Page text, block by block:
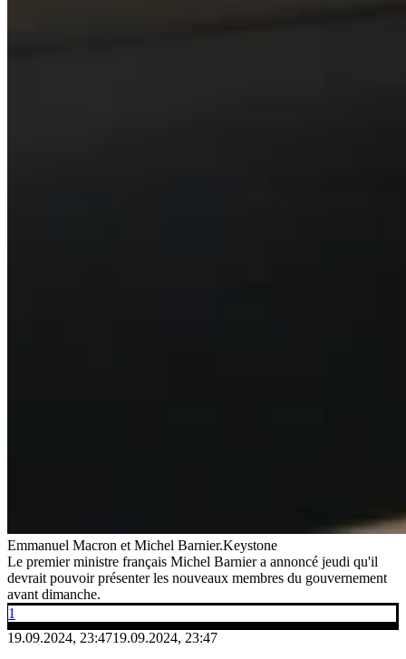
Emmanuel Macron et Michel Barnier.Keystone
Le premier ministre français Michel Barnier a annoncé jeudi qu'il
devrait pouvoir présenter les nouveaux membres du gouvernement
avant dimanche.
1
19.09.2024, 23:4719.09.2024, 23:47